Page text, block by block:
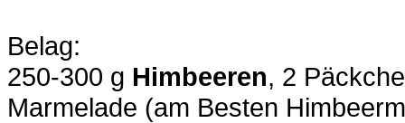
Belag:
250-300 g Himbeeren, 2
Marmelade (am Besten